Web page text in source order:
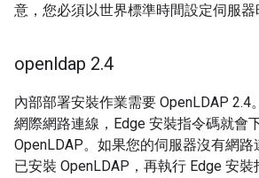
意，您必須以世界標準時間設定伺服器
openldap 2.4
內部部署安裝作業需要 OpenLDAP 2.4
網際網路連線，Edge 安裝指令碼就會
OpenLDAP。如果您的伺服器沒有網
已安裝 OpenLDAP，再執行 Edge 安裝